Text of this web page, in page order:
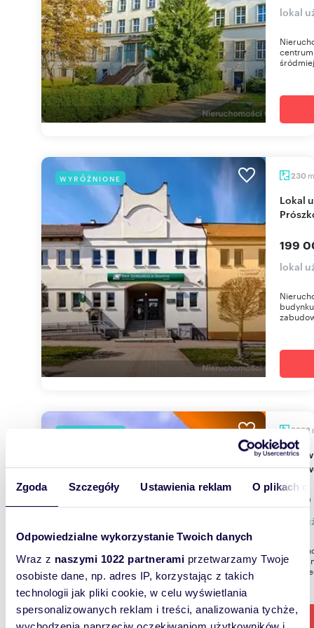
Zgoda Szczegóły Ustawienia reklam O plikach
Odpowiedzialne wykorzystanie Twoich danych
Wraz z naszymi 1022 partnerami przetwarzamy Twoje
osobiste dane, np. adres IP, korzystając z takich
technologii jak pliki cookie, w celu wyświetlania
spersonalizowanych reklam i treści, analizowania tychże,
lokal
WYRÓŻNIONE 230 m
Lokal użytkowy 230 m² - Zabytkowy budynek w
199
lokal
9392
Biurowiec na dużej działce 16 752 m² - szerokie
7
lokal
osiedlu
- w